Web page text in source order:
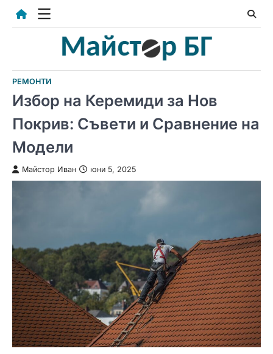
РЕМОНТИ
Избор на Керемиди за Нов
Покрив: Съвети и Сравнение на
Модели
Майстор Иван юни 5, 2025